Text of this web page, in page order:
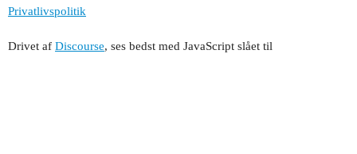
Privatlivspolitik
Drivet af Discourse, ses bedst med JavaScript slået til